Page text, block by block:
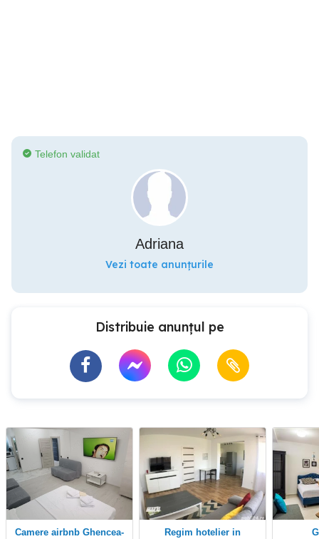
Telefon validat
Adriana
Vezi toate anunțurile
Distribuie anunțul pe
Camere airbnb Ghencea-
Regim hotelier in
Garsoniere